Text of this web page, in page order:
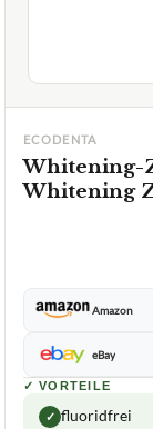
ECODENTA
Whitening-
Whitening
Amazon
eBay
✓ VORTEILE
✓ fluoridfrei